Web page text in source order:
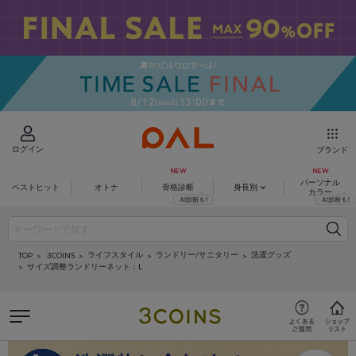
ログイン ブランド
ベストヒット オトナ 骨格診断 身長別
パーソナル
カラー
TOP 3COINS ライフスタイル ランドリー/サニタリー
洗濯グッズ
サイズ調整ランドリーネット：L